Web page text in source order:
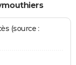
(source :